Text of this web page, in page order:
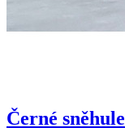
Černé sněhule